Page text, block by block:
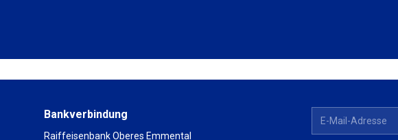
Bankverbindung
Raiffeisenbank Oberes Emmental